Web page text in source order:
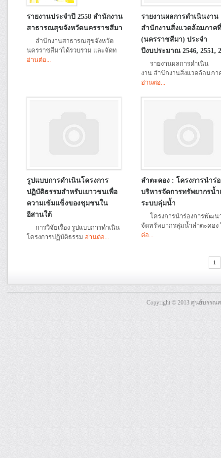
รายงานประจำปี 2558 สำนักงาน
สาธารณสุขจังหวัดนครราชสีมา
สำนักงานสาธารณสุขจังหวัด
นครราชสีมาได้รวบรวม และจัดท
อ่านต่อ...
รายงานผลการดำเนินงาน
สำนักงานสิ่งแวดล้อมภาค
(นครราชสีมา) ประจำ
ปีงบประมาณ 2546, 2551,
รายงานผลการดำเนิน
งาน สำนักงานสิ่งแวดล้อมภา
อ่านต่อ...
รูปแบบการดำเนินโครงการ
ปฏิบัติธรรมสำหรับเยาวชนเพื่อ
ความเข้มแข็งของชุมชนใน
อีสานใต้
การวิจัยเรื่อง รูปแบบการดำเนิน
โครงการปฏิบัติธรรม อ่านต่อ...
ลำตะคอง : โครงการนำร่
บริหารจัดการทรัพยากรน้ำ
ระบบลุ่มน้ำ
โครงการนำร่องการพัฒน
จัดทรัพยากรลุ่มน้ำลำตะคอง
ต่อ...
1
Copyright © 2013 ศูนย์บรร